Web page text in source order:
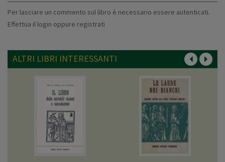
Per lasciare un commento sul libro è necessario essere autenticati.
Effettua il login oppure registrati
ALTRI LIBRI INTERESSANTI